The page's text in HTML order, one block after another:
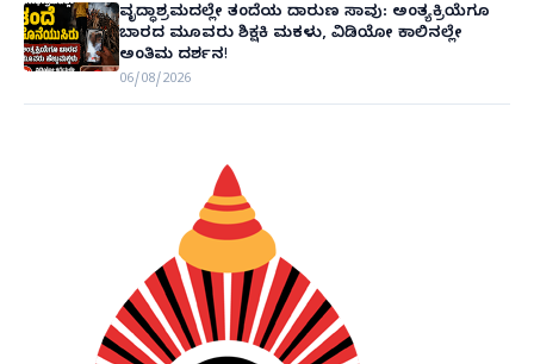
ವೃದ್ಧಾಶ್ರಮದಲ್ಲೇ ತಂದೆಯ ದಾರುಣ ಸಾವು: ಅಂತ್ಯಕ್ರಿಯೆಗೂ
ಬಾರದ ಮೂವರು ಶಿಕ್ಷಕಿ ಮಕಳು, ವಿಡಿಯೋ ಕಾಲಿನಲ್ಲೇ
ಅಂತಿಮ ದರ್ಶನ!
06/08/2026